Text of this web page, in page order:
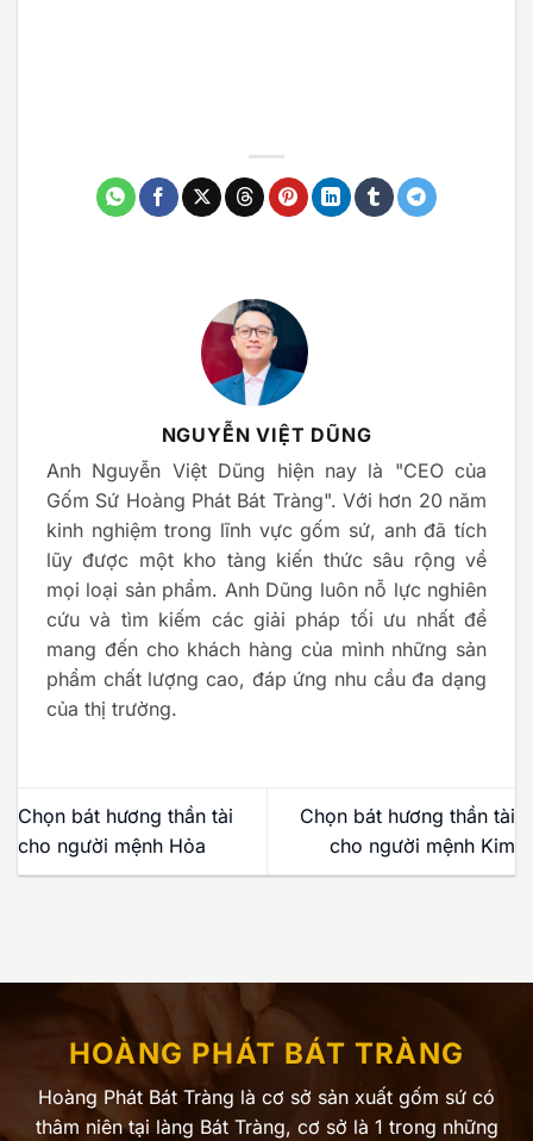
NGUYỄN VIỆT DŨNG
Anh Nguyễn Việt Dũng hiện nay là "CEO của
Gốm Sứ Hoàng Phát Bát Tràng". Với hơn 20 năm
kinh nghiệm trong lĩnh vực gốm sứ, anh đã tích
lũy được một kho tàng kiến thức sâu rộng về
mọi loại sản phẩm. Anh Dũng luôn nỗ lực nghiên
cứu và tìm kiếm các giải pháp tối ưu nhất để
mang đến cho khách hàng của mình những sản
phẩm chất lượng cao, đáp ứng nhu cầu đa dạng
của thị trường.
Chọn bát hương thần tài
cho người mệnh Hỏa
Chọn bát hương thần tài
cho người mệnh Kim
HOÀNG PHÁT BÁT TRÀNG
Hoàng Phát Bát Tràng là cơ sở sản xuất gốm sứ có
thâm niên tại làng Bát Tràng, cơ sở là 1 trong những